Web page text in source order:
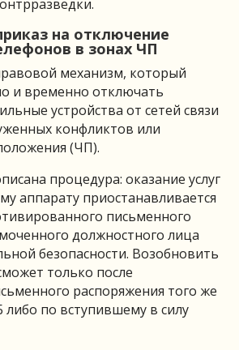
на отключение
в зонах ЧП
механизм, который
и временно отключать
устройства от сетей связи
конфликтов или
(ЧП).
процедура: оказание услуг
аппарату приостанавливается
письменного
должностного лица
безопасности. Возобновить
только после
распоряжения того же
либо по вступившему в силу